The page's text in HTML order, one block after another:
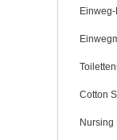
Cotton
Nursing